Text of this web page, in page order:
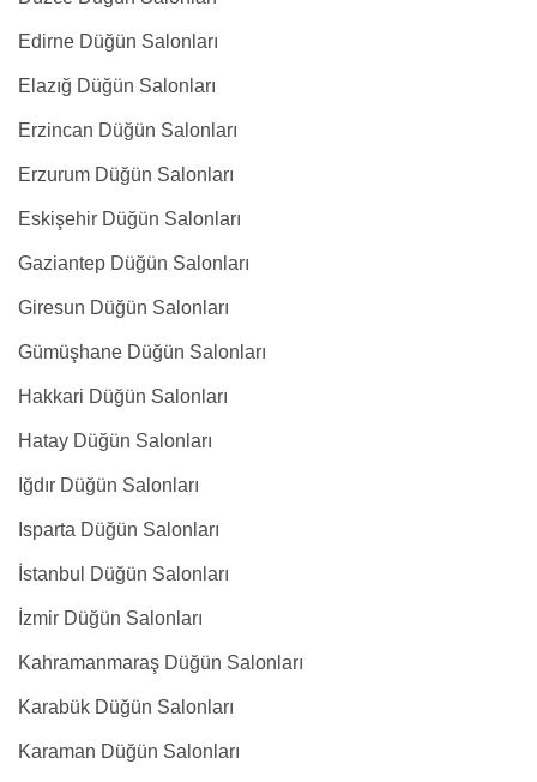
Edirne Düğün Salonları
Elazığ Düğün Salonları
Erzincan Düğün Salonları
Erzurum Düğün Salonları
Eskişehir Düğün Salonları
Gaziantep Düğün Salonları
Giresun Düğün Salonları
Gümüşhane Düğün Salonları
Hakkari Düğün Salonları
Hatay Düğün Salonları
Iğdır Düğün Salonları
Isparta Düğün Salonları
İstanbul Düğün Salonları
İzmir Düğün Salonları
Kahramanmaraş Düğün Salonları
Karabük Düğün Salonları
Karaman Düğün Salonları